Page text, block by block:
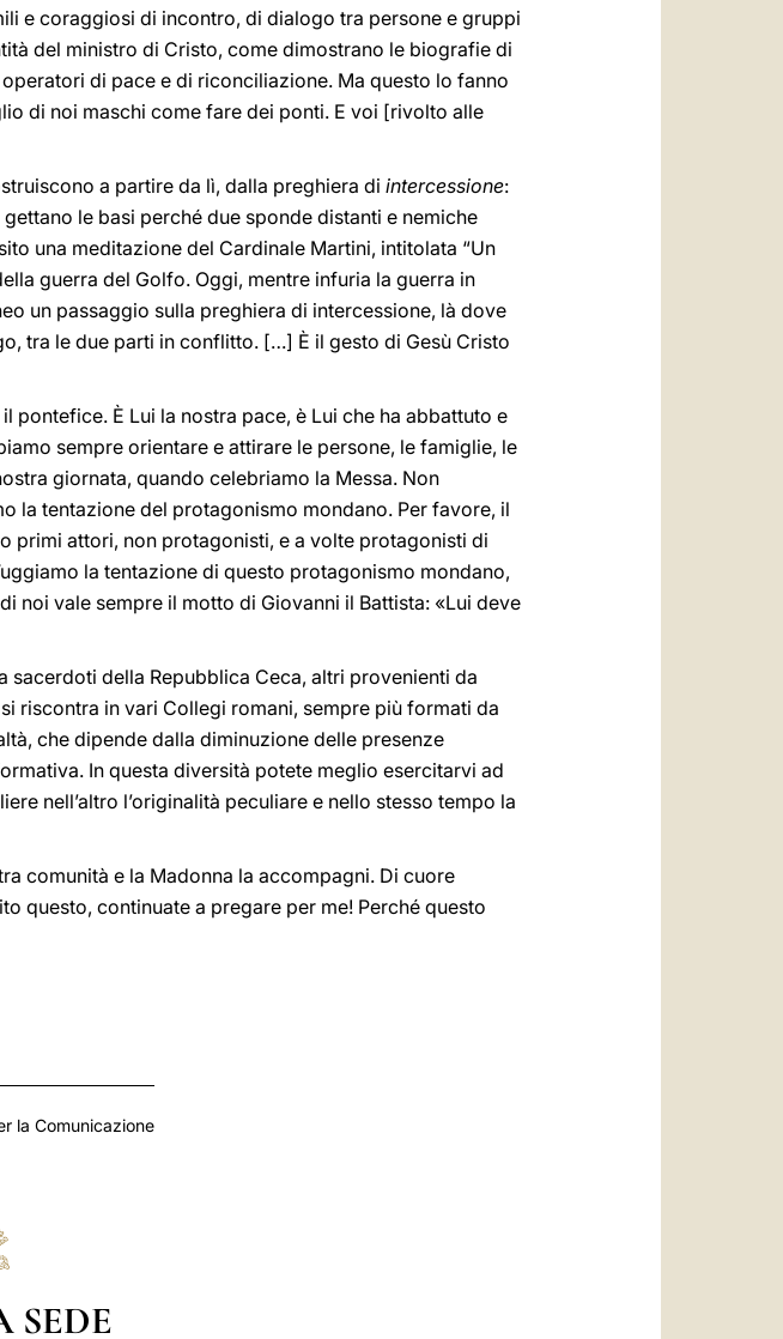
e coraggiosi di incontro, di dialogo tra persone e gruppi
del ministro di Cristo, come dimostrano le biografie di
di pace e di riconciliazione. Ma questo lo fanno
di noi maschi come fare dei ponti. E voi [rivolto alle
a partire da lì, dalla preghiera di intercessione:
le basi perché due sponde distanti e nemiche
una meditazione del Cardinale Martini, intitolata “Un
guerra del Golfo. Oggi, mentre infuria la guerra in
un passaggio sulla preghiera di intercessione, là dove
tra le due parti in conflitto. […] È il gesto di Gesù Cristo
pontefice. È Lui la nostra pace, è Lui che ha abbattuto e
sempre orientare e attirare le persone, le famiglie, le
giornata, quando celebriamo la Messa. Non
la tentazione del protagonismo mondano. Per favore, il
primi attori, non protagonisti, e a volte protagonisti di
la tentazione di questo protagonismo mondano,
vale sempre il motto di Giovanni il Battista: «Lui deve
della Repubblica Ceca, altri provenienti da
riscontra in vari Collegi romani, sempre più formati da
che dipende dalla diminuzione delle presenze
In questa diversità potete meglio esercitarvi ad
nell’altro l’originalità peculiare e nello stesso tempo la
comunità e la Madonna la accompagni. Di cuore
questo, continuate a pregare per me! Perché questo
la Comunicazione
SEDE